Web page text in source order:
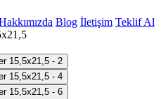
Blog İletişim Teklif Al